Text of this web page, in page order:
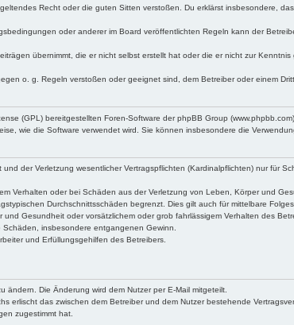
Recht oder die guten Sitten verstoßen. Du erklärst insbesondere,
oder anderer im Board veröffentlichten Regeln kann der
übernimmt, die er nicht selbst erstellt hat oder die er nicht zur
o. g. Regeln verstoßen oder geeignet sind, dem Betreiber oder einem
(GPL) bereitgestellten Foren-Software der phpBB Group
wie die Software verwendet wird. Sie können insbesondere die
der Verletzung wesentlicher Vertragspflichten (Kardinalpflichten) nur für
Verhalten oder bei Schäden aus der Verletzung von Leben, Körper und
Durchschnittsschäden begrenzt. Dies gilt auch für mittelbare
Gesundheit oder vorsätzlichem oder grob fahrlässigem Verhalten des
insbesondere entgangenen Gewinn.
und Erfüllungsgehilfen des Betreibers.
Die Änderung wird dem Nutzer per E-Mail mitgeteilt.
erlischt das zwischen dem Betreiber und dem Nutzer bestehende
zugestimmt hat.